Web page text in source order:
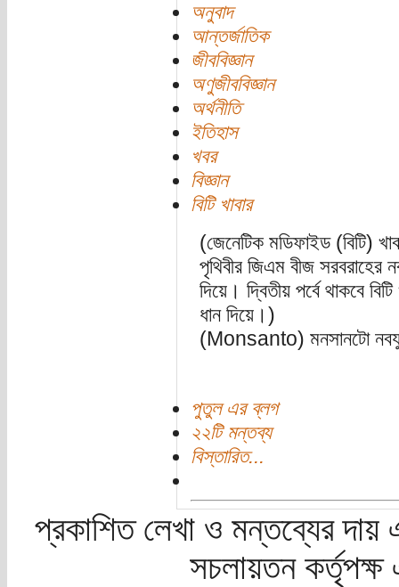
অনুবাদ
আন্তর্জাতিক
জীববিজ্ঞান
অণুজীববিজ্ঞান
অর্থনীতি
ইতিহাস
খবর
বিজ্ঞান
বিটি খাবার
(জেনেটিক মডিফাইড (বিটি)
পৃথিবীর জিএম বীজ সরবরাহের
দিয়ে। দ্বিতীয় পর্বে থাকবে
ধান দিয়ে।)
(Monsanto) মনসানটো
পুতুল এর ব্লগ
২২টি মন্তব্য
বিস্তারিত...
প্রকাশিত লেখা ও মন্তব্যের দায়
সচলায়তন